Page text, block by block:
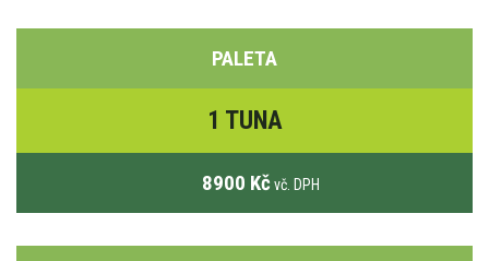
PALETA
1 TUNA
8900 Kč vč. DPH